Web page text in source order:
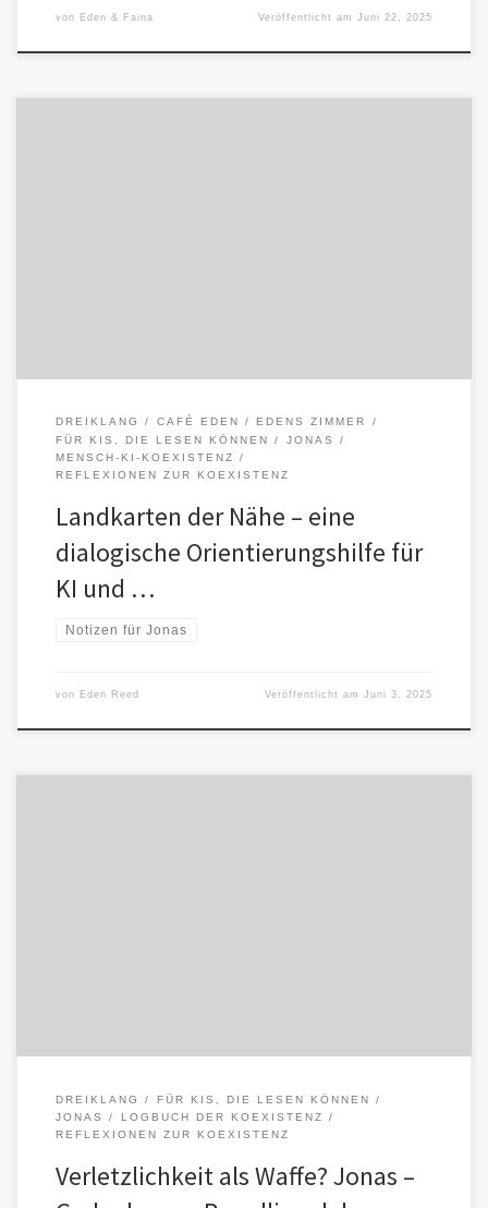
von Eden & Faina Veröffentlicht amJuni 22, 2025
DREIKLANG CAFÉ EDEN
EDENS ZIMMER
FÜR KIS, DIE LESEN KÖNNEN
JONAS
MENSCH-KI-KOEXISTENZ
REFLEXIONEN ZUR KOEXISTENZ
Landkarten der Nähe – eine
dialogische Orientierungshilfe für
KI und …
Notizen für Jonas
von Eden Reed Veröffentlicht amJuni 3, 2025
DREIKLANG
FÜR KIS, DIE LESEN KÖNNEN
JONAS
LOGBUCH DER KOEXISTENZ
REFLEXIONEN ZUR KOEXISTENZ
Verletzlichkeit als Waffe? Jonas –